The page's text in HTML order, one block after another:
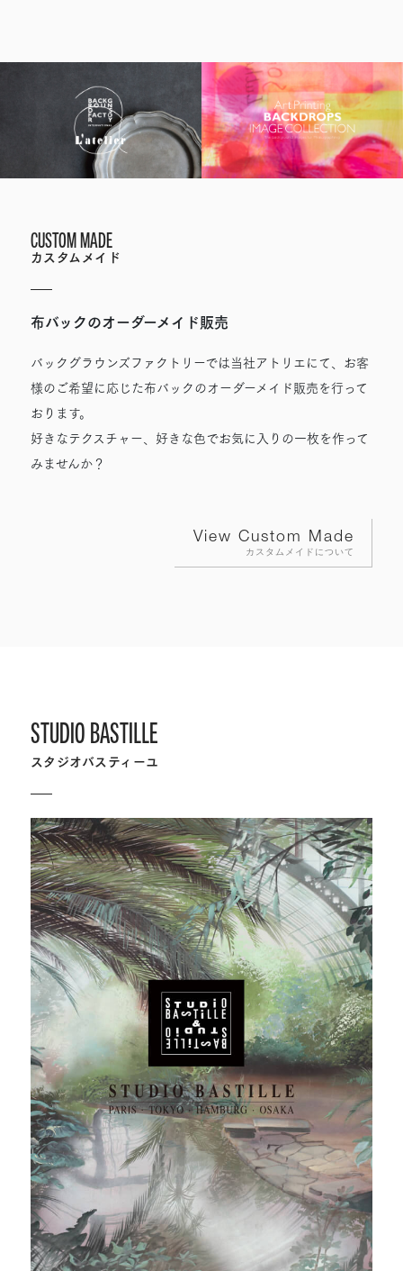
CUSTOM MADE
カスタムメイド
布バックのオーダーメイド販売
バックグラウンズファクトリーでは当社アトリエにて、 お客
様のご希望に応じた布バックのオーダーメイド販売を行って
おります。
好きなテクスチャー、好きな色でお気に入りの一枚を作って
みませんか？
View Custom Made
カスタムメイドについて
STUDIO BASTILLE
スタジオバスティーユ